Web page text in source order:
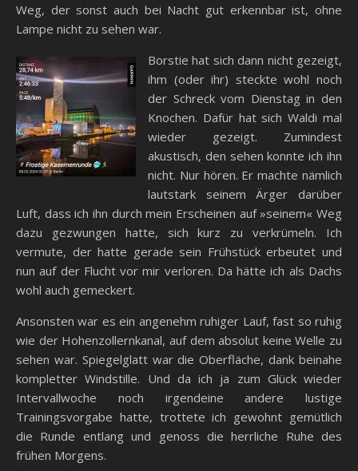
Weg, der sonst auch bei Nacht gut erkennbar ist, ohne
Lampe nicht zu sehen war.
Borstie hat sich dann nicht gezeigt,
ihm (oder ihr) steckte wohl noch
der Schreck vom Dienstag in den
Knochen. Dafür hat sich Waldi mal
wieder gezeigt. Zumindest
akustisch, den sehen konnte ich ihn
nicht. Nur hören. Er machte nämlich
lautstark seinem Ärger darüber
Luft, dass ich ihn durch mein Erscheinen auf »seinem« Weg
dazu gezwungen hatte, sich kurz zu verkrümeln. Ich
vermute, der hatte gerade sein Frühstück erbeutet und
nun auf der Flucht vor mir verloren. Da hätte ich als Dachs
wohl auch gemeckert.
Ansonsten war es ein angenehm ruhiger Lauf, fast so ruhig
wie der Hohenzollernkanal, auf dem absolut keine Welle zu
sehen war. Spiegelglatt war die Oberfläche, dank beinahe
kompletter Windstille. Und da ich ja zum Glück wieder
Intervallwoche noch irgendeine andere lustige
Trainingsvorgabe hatte, trottete ich gewohnt gemütlich
die Runde entlang und genoss die herrliche Ruhe des
frühen Morgens.